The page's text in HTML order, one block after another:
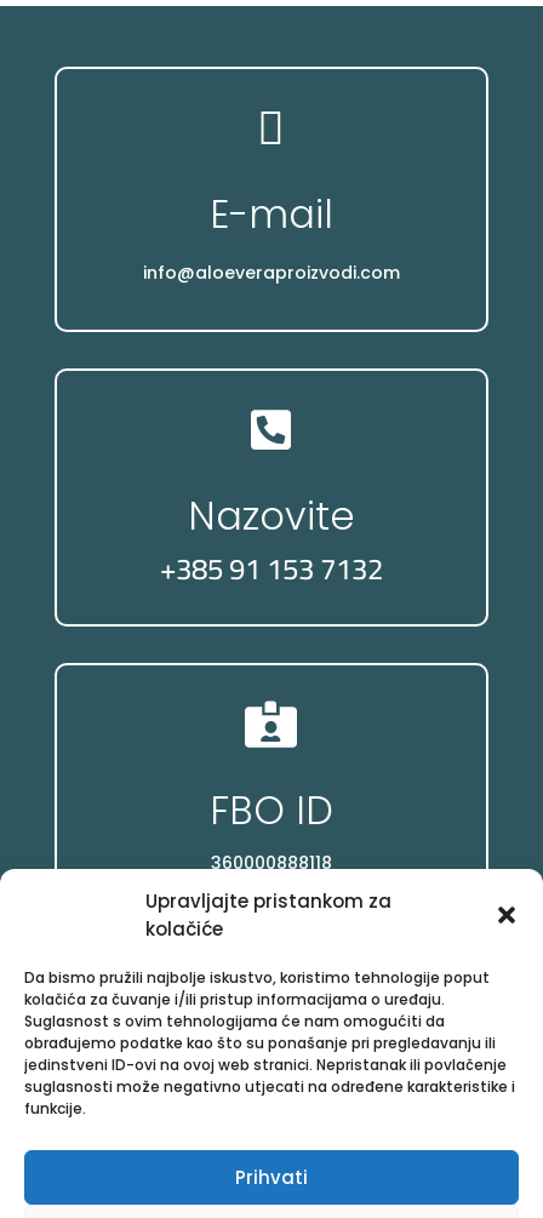
Upravljajte pristankom za
kolačiće
Da bismo pružili najbolje iskustvo, koristimo tehnologije poput
kolačića za čuvanje i/ili pristup informacijama o uređaju.
Suglasnost s ovim tehnologijama će nam omogućiti da
obrađujemo podatke kao što su ponašanje pri pregledavanju ili
jedinstveni ID-ovi na ovoj web stranici. Nepristanak ili povlačenje
suglasnosti može negativno utjecati na određene karakteristike i
funkcije.
Prihvati

E-mail
info@aloeveraproizvodi.com

Nazovite
+385 91 153 7132

FBO ID
360000888118

Facebook
/posloviz